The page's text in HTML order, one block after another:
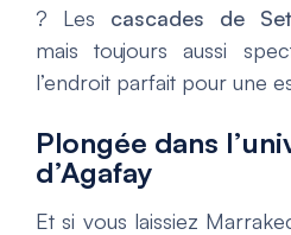
? Les cascades de
mais toujours aussi
l’endroit parfait pour une
Plongée dans
d’Agafay
Et si vous laissiez